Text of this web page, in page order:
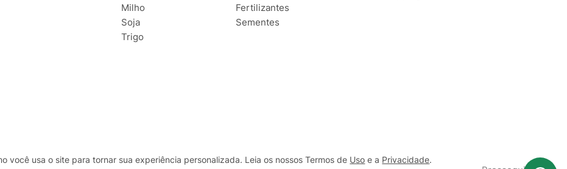
Milho
Soja
Trigo
Fertilizantes
Sementes
você usa o site para tornar sua experiência personalizada. Leia os nossos Termos de Uso e a Privacidade.